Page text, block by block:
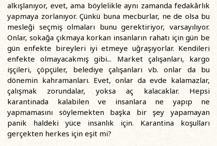
alkışlanıyor, evet, ama böylelikle aynı zamanda fedakârlık
yapmaya zorlanıyor. Çünkü buna mecburlar, ne de olsa bu
mesleği seçmiş olmaları bunu gerektiriyor, varsayılıyor.
Onlar, sokağa çıkmaya korkan insanların rahatı için gün be
gün enfekte bireyleri iyi etmeye uğraşıyorlar. Kendileri
enfekte olmayacakmış gibi... Market çalışanları, kargo
işçileri, çöpçüler, belediye çalışanları vb. onlar da bu
dönemin kahramanları. Evet, onlar da evde kalamazlar,
çalışmak zorundalar, yoksa aç kalacaklar. Hepsi
karantinada kalabilen ve insanlara ne yapıp ne
yapmamasını söylemekten başka bir şey yapamayan
panik haldeki yüce insanlık için. Karantina koşulları
gerçekten herkes için eşit mi?